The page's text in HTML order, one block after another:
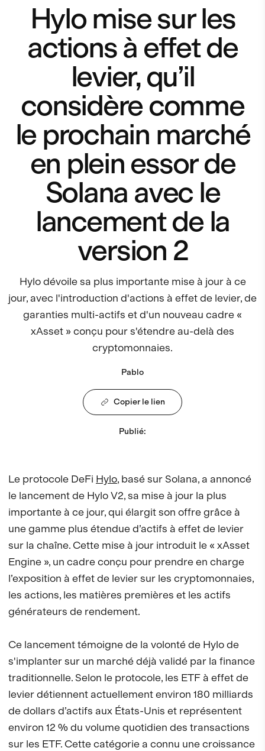
Hylo mise sur les
actions à effet de
levier, qu’il
considère comme
le prochain marché
en plein essor de
Solana avec le
lancement de la
version 2
Hylo dévoile sa plus importante mise à jour à ce
jour, avec l'introduction d'actions à effet de levier, de
garanties multi-actifs et d'un nouveau cadre «
xAsset » conçu pour s'étendre au-delà des
cryptomonnaies.
Pablo
Copier le lien
Publié:
Le protocole DeFi Hylo, basé sur Solana, a annoncé
le lancement de Hylo V2, sa mise à jour la plus
importante à ce jour, qui élargit son offre grâce à
une gamme plus étendue d’actifs à effet de levier
sur la chaîne. Cette mise à jour introduit le « xAsset
Engine », un cadre conçu pour prendre en charge
l’exposition à effet de levier sur les cryptomonnaies,
les actions, les matières premières et les actifs
générateurs de rendement.
Ce lancement témoigne de la volonté de Hylo de
s'implanter sur un marché déjà validé par la finance
traditionnelle. Selon le protocole, les ETF à effet de
levier détiennent actuellement environ 180 milliards
de dollars d’actifs aux États-Unis et représentent
environ 12 % du volume quotidien des transactions
sur les ETF. Cette catégorie a connu une croissance